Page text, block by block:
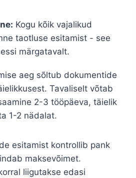
Kogu kõik vajalikud
taotluse esitamist - see
märgatavalt.
aeg sõltub dokumentide
Tavaliselt võtab
2-3 tööpäeva, täielik
1-2 nädalat.
esitamist kontrollib pank
maksevõimet.
liigutakse edasi